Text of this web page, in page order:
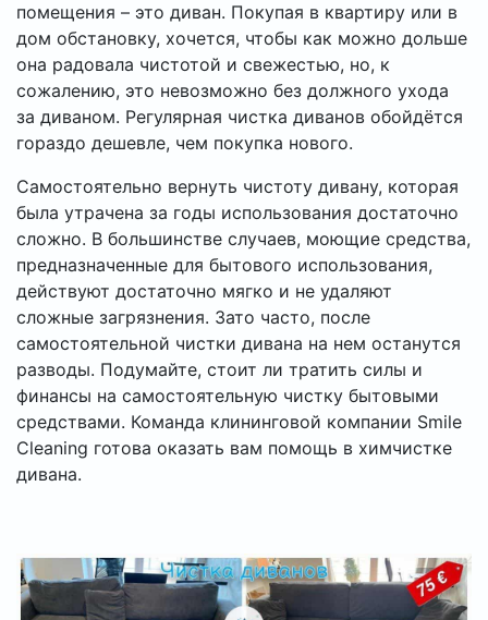
помещения – это диван. Покупая в квартиру или в
дом обстановку, хочется, чтобы как можно дольше
она радовала чистотой и свежестью, но, к
сожалению, это невозможно без должного ухода
за диваном. Регулярная чистка диванов обойдётся
гораздо дешевле, чем покупка нового.
Самостоятельно вернуть чистоту дивану, которая
была утрачена за годы использования достаточно
сложно. В большинстве случаев, моющие средства,
предназначенные для бытового использования,
действуют достаточно мягко и не удаляют
сложные загрязнения. Зато часто, после
самостоятельной чистки дивана на нем останутся
разводы. Подумайте, стоит ли тратить силы и
финансы на самостоятельную чистку бытовыми
средствами. Команда клининговой компании Smile
Cleaning готова оказать вам помощь в химчистке
дивана.